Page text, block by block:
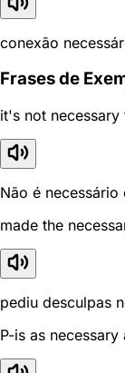
conexão
Frases de
it's not
Não é
made the
pediu desculpas
P-is as necessary